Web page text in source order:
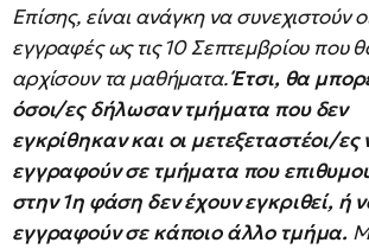
Επίσης, είναι ανάγκη να συνεχιστούν
εγγραφές ως τις 10 Σεπτεμβρίου που
αρχίσουν τα μαθήματα.Έτσι, θα
όσοι/ες δήλωσαν τμήματα που δεν
εγκρίθηκαν και οι μετεξεταστέοι/ες
εγγραφούν σε τμήματα που
στην 1η φάση δεν έχουν εγκριθεί, ή
εγγραφούν σε κάποιο άλλο τμήμα.